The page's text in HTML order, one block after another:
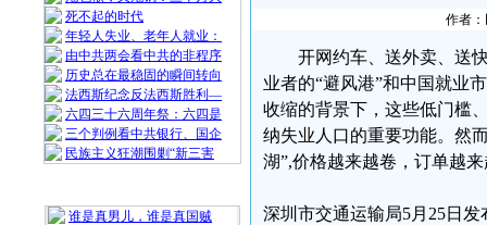
死不起的时代
年轻人失业、老年人就业：
由中共两会看中共的非程序
历史总在最稳固的瞬间转向
法西斯纪念反法西斯胜利—
六四三十六周年祭：六四是
三个判例看中共银行、国企
民族主义狂潮围剿“新三害
谁是真男儿，谁是真国贼
作者：
开网约车、送外卖、送
业者的“避风港”和中国就业
收缩的背景下，这些低门槛
纳失业人口的重要功能。然
湖”,价格越来越卷，订单越
深圳市交通运输局5月25日